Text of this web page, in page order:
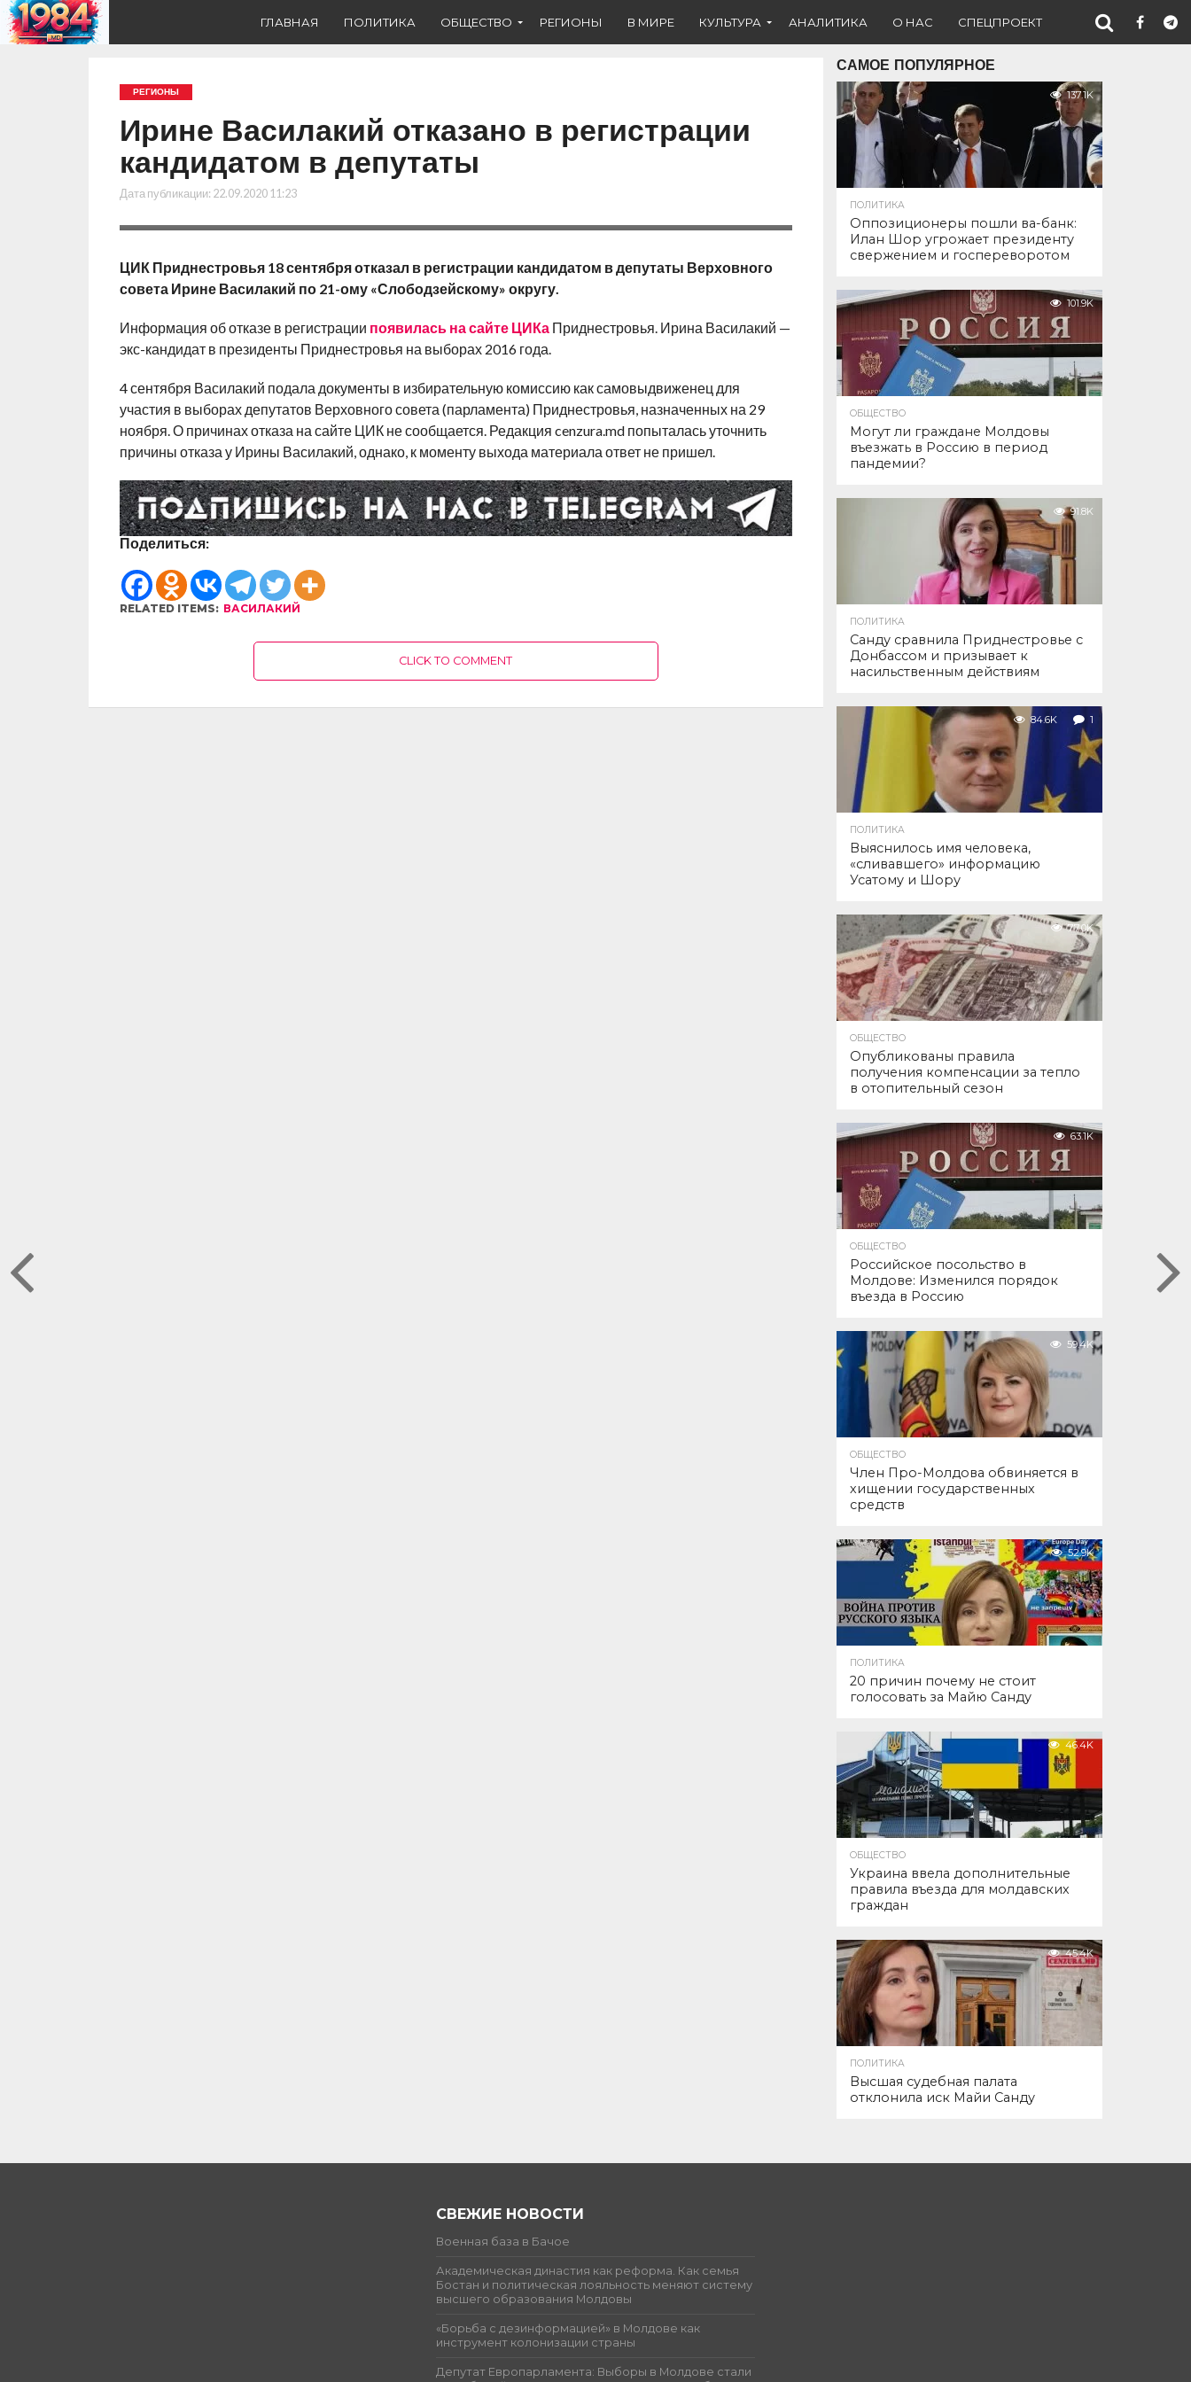
ГЛАВНАЯ ПОЛИТИКА ОБЩЕСТВО РЕГИОНЫ В МИРЕ КУЛЬТУРА АНАЛИТИКА О НАС СПЕЦПРОЕКТ
РЕГИОНЫ
Ирине Василакий отказано в регистрации
кандидатом в депутаты
Дата публикации: 22.09.2020 11:23
ЦИК Приднестровья 18 сентября отказал в регистрации кандидатом в депутаты Верховного
совета Ирине Василакий по 21-ому «Слободзейскому» округу.
Информация об отказе в регистрации появилась на сайте ЦИКаПриднестровья. Ирина Василакий —
экс-кандидат в президенты Приднестровья на выборах 2016 года.
4 сентября Василакий подала документы в избирательную комиссию как самовыдвиженец для
участия в выборах депутатов Верховного совета (парламента) Приднестровья, назначенных на 29
ноября. О причинах отказа на сайте ЦИК не сообщается. Редакция cenzura.md попыталась уточнить
причины отказа у Ирины Василакий, однако, к моменту выхода материала ответ не пришел.
Поделиться:
RELATED ITEMS: ВАСИЛАКИЙ
CLICK TO COMMENT
САМОЕ ПОПУЛЯРНОЕ
137.1K
ПОЛИТИКА
Оппозиционеры пошли ва-банк:
Илан Шор угрожает президенту
свержением и госпереворотом
101.9K
ОБЩЕСТВО
Могут ли граждане Молдовы
въезжать в Россию в период
пандемии?
91.8K
ПОЛИТИКА
Санду сравнила Приднестровье с
Донбассом и призывает к
насильственным действиям
84.6K 1
ПОЛИТИКА
Выяснилось имя человека,
«сливавшего» информацию
Усатому и Шору
77.0K
ОБЩЕСТВО
Опубликованы правила
получения компенсации за тепло
в отопительный сезон
63.1K
ОБЩЕСТВО
Российское посольство в
Молдове: Изменился порядок
въезда в Россию
59.4K
ОБЩЕСТВО
Член Про-Молдова обвиняется в
хищении государственных
средств
52.9K
ПОЛИТИКА
20 причин почему не стоит
голосовать за Майю Санду
46.4K
ОБЩЕСТВО
Украина ввела дополнительные
правила въезда для молдавских
граждан
45.4K
ПОЛИТИКА
Высшая судебная палата
отклонила иск Майи Санду
СВЕЖИЕ НОВОСТИ
Военная база в Бачое
Академическая династия как реформа. Как семья
Бостан и политическая лояльность меняют систему
высшего образования Молдовы
«Борьба с дезинформацией» в Молдове как
инструмент колонизации страны
Депутат Европарламента: Выборы в Молдове стали